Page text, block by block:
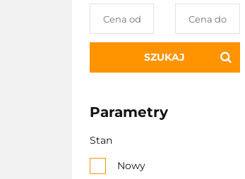
SZUKAJ
Parametry
Stan
Nowy